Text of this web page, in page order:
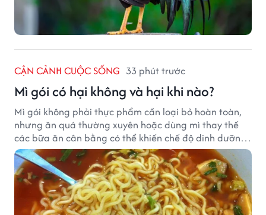
CẬN CẢNH CUỘC SỐNG 33 phút trước
Mì gói có hại không và hại khi nào?
Mì gói không phải thực phẩm cần loại bỏ hoàn toàn,
nhưng ăn quá thường xuyên hoặc dùng mì thay thế
các bữa ăn cân bằng có thể khiến chế độ dinh dưỡng
mất cân đối.